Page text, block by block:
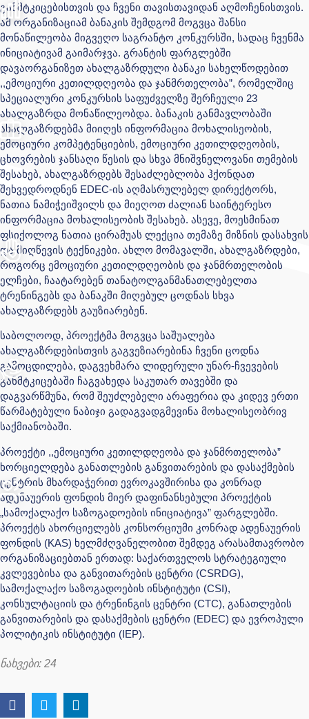
განმტკიცებისთვის და ჩვენი თავისთავიდან აღმოჩენისთვის.
ამ ორგანიზაციამ ბანაკის შემდგომ მოგვცა შანსი
მონაწილეობა მიგვეღო საგრანტო კონკურსში, სადაც ჩვენმა
ინიციატივამ გაიმარჯვა. გრანტის ფარგლებში
დავაორგანიზეთ ახალგაზრდული ბანაკი სახელწოდებით
,,ემოციური კეთილდღეობა და ჯანმრთელობა”, რომელშიც
სპეციალური კონკურსის საფუძველზე შერჩეული 23
ახალგაზრდა მონაწილეობდა. ბანაკის განმავლობაში
ახალგაზრდებმა მიიღეს ინფორმაცია მოხალისეობის,
ემოციური კომპეტენციების, ემოციური კეთილდღეობის,
ცხოვრების ჯანსაღი წესის და სხვა მნიშვნელოვანი თემების
შესახებ, ახალგაზრდებს შესაძლებლობა ჰქონდათ
შეხვედროდნენ EDEC-ის აღმასრულებელ დირექტორს,
ნათია ნამიჭეიშვილს და მიეღოთ ძალიან საინტერესო
ინფორმაცია მოხალისეობის შესახებ. ასევე, მოესმინათ
ფსიქოლოგ ნათია ცირამუას ლექცია თემაზე მიზნის დასახვის
და მიღწევის ტექნიკები. ახლო მომავალში, ახალგაზრდები,
როგორც ემოციური კეთილდღეობის და ჯანმრთელობის
ელჩები, ჩაატარებენ თანატოლგანმანათლებელთა
ტრენინგებს და ბანაკში მიღებულ ცოდნას სხვა
ახალგაზრდებს გაუზიარებენ.
საბოლოოდ, პროექტმა მოგვცა საშუალება
ახალგაზრდებისთვის გაგვეზიარებინა ჩვენი ცოდნა
გამოცდილება, დაგვეხმარა ლიდერული უნარ-ჩვევების
განმტკიცებაში ჩაგვახედა საკუთარ თავებში და
დაგვარწმუნა, რომ შეუძლებელი არაფერია და კიდევ ერთი
წარმატებული ნაბიჯი გადაგვადგმევინა მოხალისეობრივ
საქმიანობაში.
პროექტი ,,ემოციური კეთილდღეობა და ჯანმრთელობა”
ხორციელდება განათლების განვითარების და დასაქმების
ცენტრის მხარდაჭერით ევროკავშირისა და კონრად
ადენაუერის ფონდის მიერ დაფინანსებული პროექტის
„სამოქალაქო საზოგადოების ინიციატივა” ფარგლებში.
პროექტს ახორციელებს კონსორციუმი კონრად ადენაუერის
ფონდის (KAS) ხელმძღვანელობით შემდეგ არასამთავრობო
ორგანიზაციებთან ერთად: საქართველოს სტრატეგიული
კვლევებისა და განვითარების ცენტრი (CSRDG),
სამოქალაქო საზოგადოების ინსტიტუტი (CSI),
კონსულტაციის და ტრენინგის ცენტრი (CTC), განათლების
განვითარების და დასაქმების ცენტრი (EDEC) და ევროპული
პოლიტიკის ინსტიტუტი (IEP).
ნახვები: 24